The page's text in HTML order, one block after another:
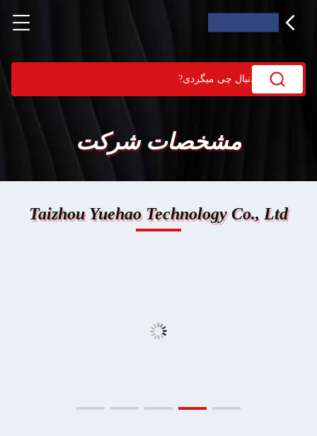
مشخصات شرکت
Taizhou Yuehao Technology Co., Ltd